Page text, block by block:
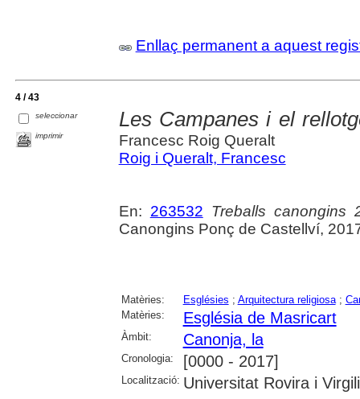
Enllaç permanent a aquest
4 / 43
seleccionar
imprimir
Les Campanes i el
Francesc Roig Queralt
Roig i Queralt, Francesc
En: 263532 Treballs canongins
Canongins Ponç de Castellví,
Matèries: Esglésies ; Arquitectura religiosa;
Matèries:
Església de Masricart
Àmbit: Canonja, la
Cronologia: [0000 - 2017]
Localització: Universitat Rovira i